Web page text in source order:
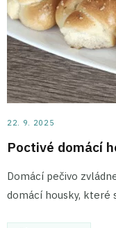
22. 9. 2025
Poctivé domácí
Domácí pečivo
domácí housky, které